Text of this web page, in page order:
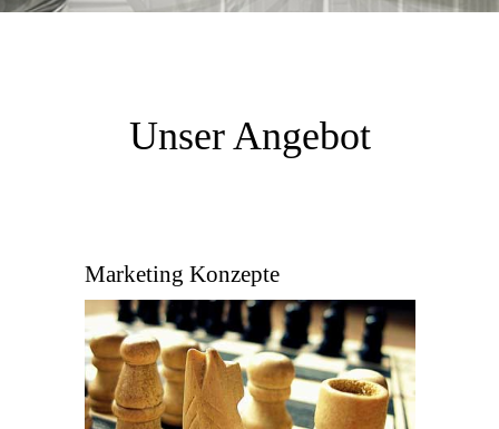
Unser Angebot
Marketing Konzepte